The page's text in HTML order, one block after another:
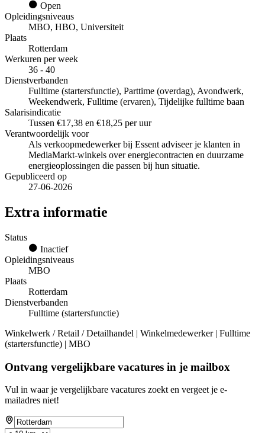
Open
Opleidingsniveaus
MBO, HBO, Universiteit
Plaats
Rotterdam
Werkuren per week
36 - 40
Dienstverbanden
Fulltime (startersfunctie), Parttime (overdag), Avondwerk,
Weekendwerk, Fulltime (ervaren), Tijdelijke fulltime baan
Salarisindicatie
Tussen €17,38 en €18,25 per uur
Verantwoordelijk voor
Als verkoopmedewerker bij Essent adviseer je klanten in
MediaMarkt-winkels over energiecontracten en duurzame
energieoplossingen die passen bij hun situatie.
Gepubliceerd op
27-06-2026
Extra informatie
Status
Inactief
Opleidingsniveaus
MBO
Plaats
Rotterdam
Dienstverbanden
Fulltime (startersfunctie)
Winkelwerk / Retail / Detailhandel | Winkelmedewerker | Fulltime
(startersfunctie) | MBO
Ontvang vergelijkbare vacatures in je mailbox
Vul in waar je vergelijkbare vacatures zoekt en vergeet je e-
mailadres niet!